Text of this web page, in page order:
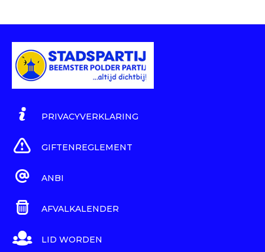
PRIVACYVERKLARING
GIFTENREGLEMENT
ANBI
AFVALKALENDER
LID WORDEN